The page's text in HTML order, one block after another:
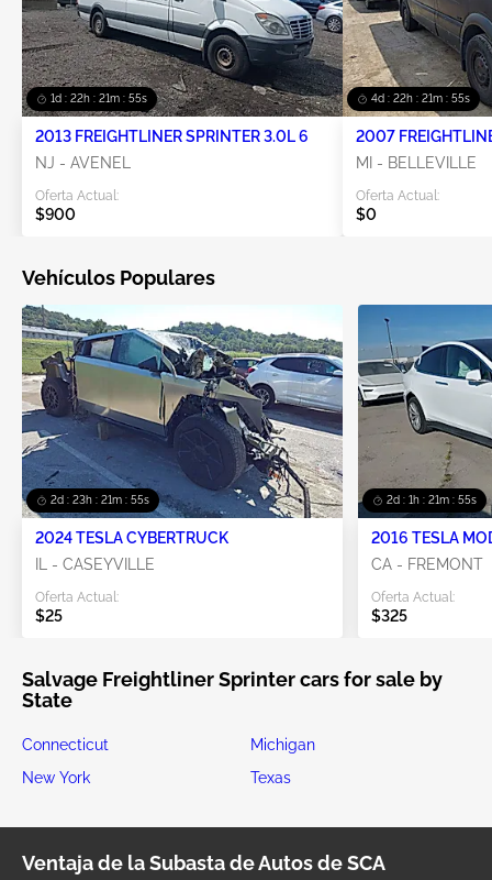
1d : 22h : 21m : 55s
2013 FREIGHTLINER SPRINTER 3.0L 6
NJ - AVENEL
Oferta Actual:
$900
4d : 22h : 21m : 55s
2007
MI - BELLEVILLE
Oferta Actual:
$0
Vehículos Populares
2d : 23h : 21m : 55s
2024 TESLA CYBERTRUCK
IL - CASEYVILLE
Oferta Actual:
$25
2d : 1h : 21m : 55s
2016 TESLA
CA - FREMONT
Oferta Actual:
$325
Salvage Freightliner Sprinter cars for sale by
State
Connecticut
Michigan
New York
Texas
Ventaja de la Subasta de Autos de SCA